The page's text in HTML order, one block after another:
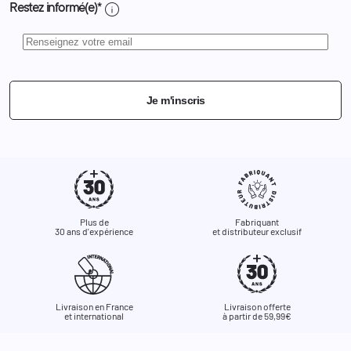
Restez informé(e)* info
Je m'inscris
Plus de
30 ans d'expérience
Fabriquant
et distributeur exclusif
Livraison en France
et international
Livraison offerte
à partir de 59,99€